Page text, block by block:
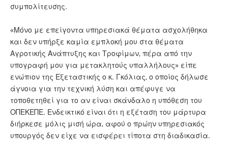
συμπολίτευσης.
«Μόνο με επείγοντα υπηρεσιακά θέματα ασχολήθηκα
και δεν υπήρξε καμία εμπλοκή μου στα θέματα
Αγροτικής Ανάπτυξης και Τροφίμων, πέρα από την
υπογραφή μου για μετακλητούς υπαλλήλους» είπε
ενώπιον της Εξεταστικής ο κ. Γκόλιας, ο οποίος δήλωσε
άγνοια για την τεχνική λύση και απέφυγε να
τοποθετηθεί για το αν είναι σκάνδαλο η υπόθεση του
ΟΠΕΚΕΠΕ. Ενδεικτικό είναι ότι η εξέταση του μάρτυρα
διήρκεσε μόλις μισή ώρα, αφού ο πρώην υπηρεσιακός
υπουργός δεν είχε να εισφέρει τίποτα στη διαδικασία.